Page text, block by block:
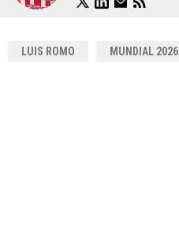
LUIS ROMO MUNDIAL 2026